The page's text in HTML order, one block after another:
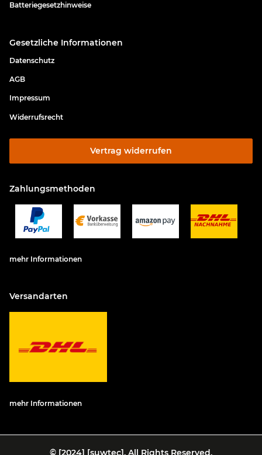
Batteriegesetzhinweise
Gesetzliche Informationen
Datenschutz
AGB
Impressum
Widerrufsrecht
Vertrag widerrufen
Zahlungsmethoden
mehr Informationen
Versandarten
mehr Informationen